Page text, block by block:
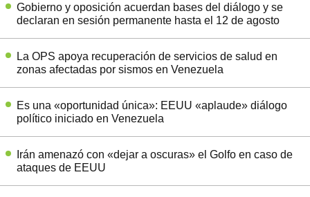
Gobierno y oposición acuerdan bases del diálogo y se
declaran en sesión permanente hasta el 12 de agosto
La OPS apoya recuperación de servicios de salud en
zonas afectadas por sismos en Venezuela
Es una «oportunidad única»: EEUU «aplaude» diálogo
político iniciado en Venezuela
Irán amenazó con «dejar a oscuras» el Golfo en caso de
ataques de EEUU